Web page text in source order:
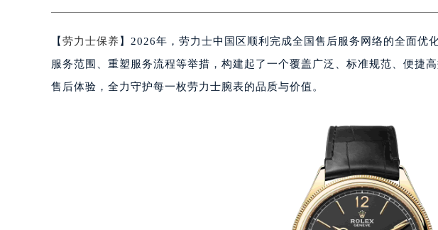
【 劳力士保养 】2026年，劳力士中国区顺利完成全国售后服务网络的全面优
服务范围、重塑服务流程等举措，构建起了一个覆盖广泛、标准规范、便捷
售后体验，全力守护每一枚劳力士腕表的品质与价值。